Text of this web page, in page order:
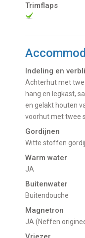
Trimflaps
Indeling en
Achterhut met twee/drie slaapplaatsen en zitbank,
hang en legkast,
en gelakt houten
voorhut met twee
Gordijnen
Witte stoffen
Warm water
JA
Buitenwater
buitendouche
Magnetron
JA (Neffen